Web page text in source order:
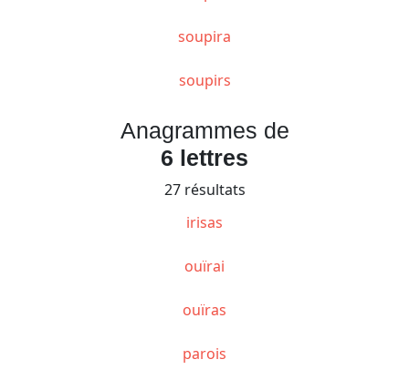
soupira
soupirs
Anagrammes de
6 lettres
27 résultats
irisas
ouïrai
ouïras
parois